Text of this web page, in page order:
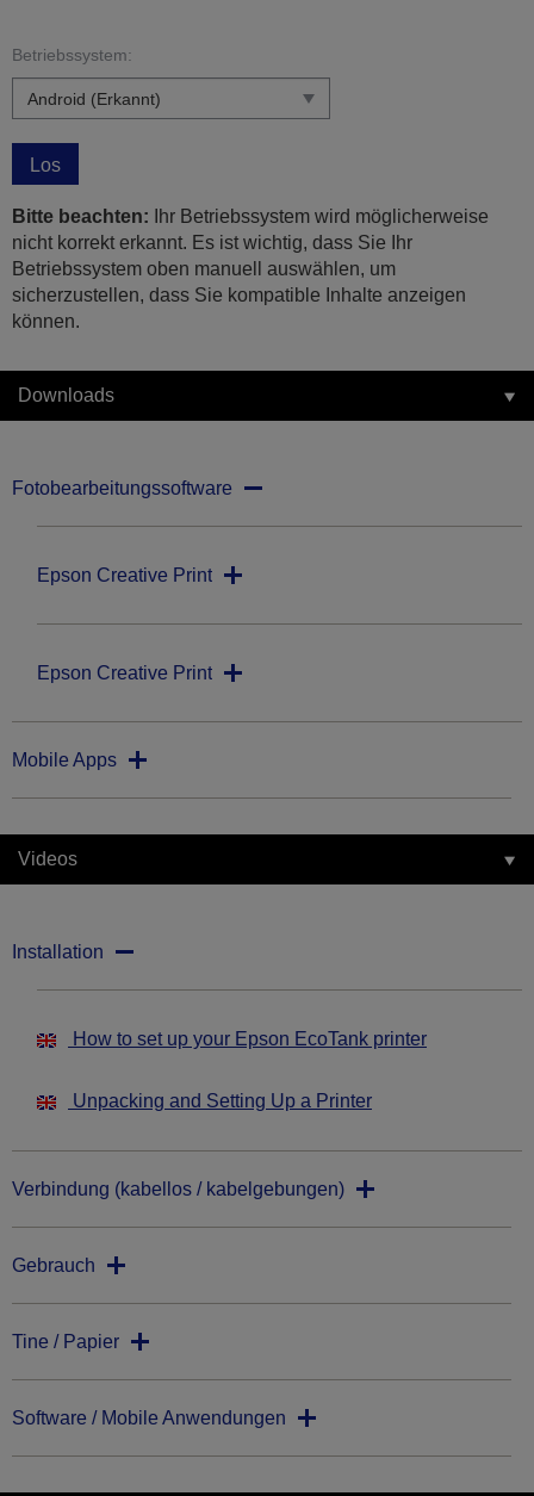
Betriebssystem:
Los
Bitte beachten: Ihr Betriebssystem wird möglicherweise
nicht korrekt erkannt. Es ist wichtig, dass Sie Ihr
Betriebssystem oben manuell auswählen, um
sicherzustellen, dass Sie kompatible Inhalte anzeigen
können.
Downloads
Fotobearbeitungssoftware
Epson Creative Print
Epson Creative Print
Mobile Apps
Videos
Installation
How to set up your Epson EcoTank printer
Unpacking and Setting Up a Printer
Verbindung (kabellos / kabelgebungen)
Gebrauch
Tine / Papier
Software / Mobile Anwendungen